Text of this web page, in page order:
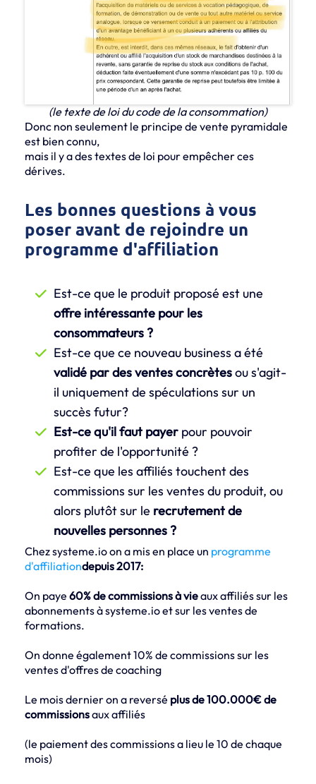
(le texte de loi du code de la consommation)
Donc non seulement le principe de vente pyramidale
est bien connu,
mais il y a des textes de loi pour empêcher ces
dérives.
Les bonnes questions à vous
poser avant de rejoindre un
programme d'affiliation
Est-ce que le produit proposé est une
offre intéressante pour les
consommateurs ?
Est-ce que ce nouveau business a été
validé par des ventes concrètesou s'agit-
il uniquement de spéculations sur un
succès futur?
Est-ce qu'il faut payer pour pouvoir
profiter de l'opportunité ?
Est-ce que les affiliés touchent des
commissions sur les ventes du produit, ou
alors plutôt sur le recrutement de
nouvelles personnes ?
Chez systeme.io on a mis en place un programme
d'affiliationdepuis 2017:
On paye 60% de commissions à vieaux affiliés sur les
abonnements à systeme.io et sur les ventes de
formations.
On donne également 10% de commissions sur les
ventes d'offres de coaching
Le mois dernier on a reversé plus de 100.000€ de
commissionsaux affiliés
(le paiement des commissions a lieu le 10 de chaque
mois)